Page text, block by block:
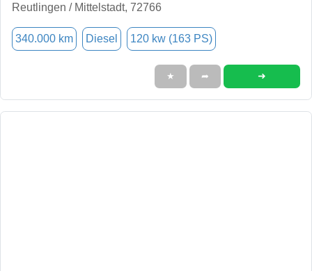
Reutlingen / Mittelstadt, 72766
340.000 km Diesel 120 kw (163 PS)
★ ➦ ➜